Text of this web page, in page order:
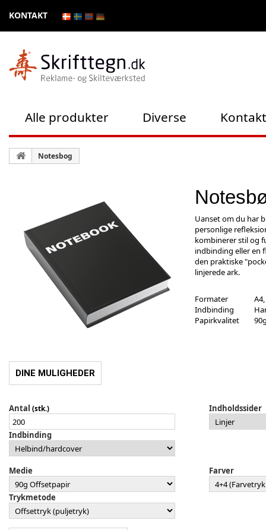
KONTAKT
Alle produkter Diverse
Notesbog
Uanset om du har
personlige
kombinerer stil og
indbinding eller en
den praktiske
linjerede ark.
Formater
Indbinding
Papirkvalitet
DINE MULIGHEDER
Antal (stk.) Indholdssider
Indbinding
Medie Farver
Trykmetode